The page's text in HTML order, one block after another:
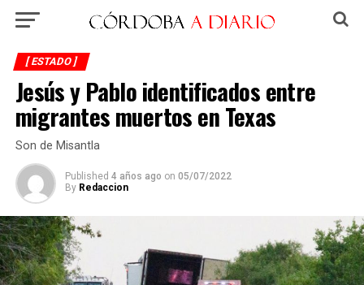
[ ESTADO ]
Jesús y Pablo identificados entre
migrantes muertos en Texas
Son de Misantla
Published 4 años ago on 05/07/2022
By Redaccion